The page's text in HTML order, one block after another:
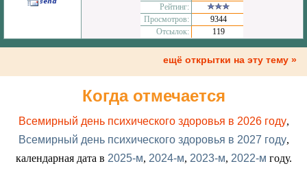
Рейтинг:
Просмотров:
9344
Отсылок:
119
ещё открытки на эту тему »
Когда отмечается
Всемирный день психического здоровья в 2026 году,
Всемирный день психического здоровья в 2027 году,
календарная дата в 2025-м, 2024-м, 2023-м, 2022-м году.